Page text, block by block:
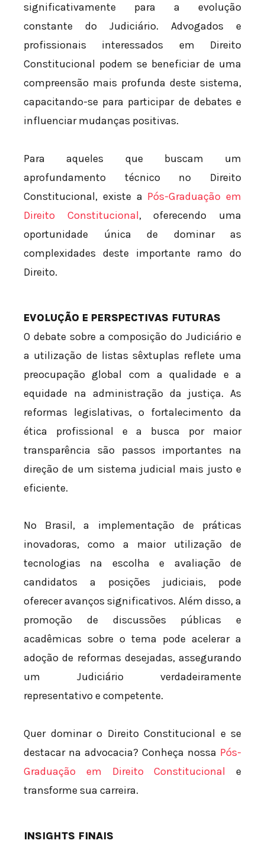
significativamente para a evolução
constante do Judiciário. Advogados e
profissionais interessados em Direito
Constitucional podem se beneficiar de uma
compreensão mais profunda deste sistema,
capacitando-se para participar de debates e
influenciar mudanças positivas.
Para aqueles que buscam um
aprofundamento técnico no Direito
Constitucional, existe a Pós-Graduação em
Direito Constitucional, oferecendo uma
oportunidade única de dominar as
complexidades deste importante ramo do
Direito.
EVOLUÇÃO E PERSPECTIVAS FUTURAS
O debate sobre a composição do Judiciário e
a utilização de listas sêxtuplas reflete uma
preocupação global com a qualidade e a
equidade na administração da justiça. As
reformas legislativas, o fortalecimento da
ética profissional e a busca por maior
transparência são passos importantes na
direção de um sistema judicial mais justo e
eficiente.
No Brasil, a implementação de práticas
inovadoras, como a maior utilização de
tecnologias na escolha e avaliação de
candidatos a posições judiciais, pode
oferecer avanços significativos. Além disso, a
promoção de discussões públicas e
acadêmicas sobre o tema pode acelerar a
adoção de reformas desejadas, assegurando
um Judiciário verdadeiramente
representativo e competente.
Quer dominar o Direito Constitucional e se
destacar na advocacia? Conheça nossa Pós-
Graduação em Direito Constitucional e
transforme sua carreira.
INSIGHTS FINAIS